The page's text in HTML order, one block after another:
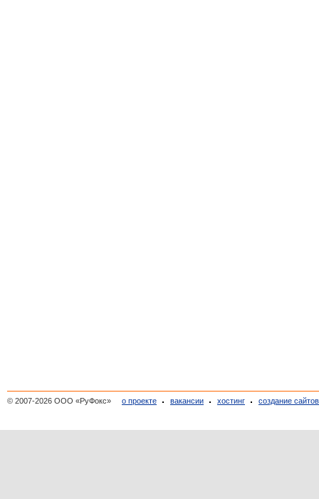
© 2007-2026 ООО «РуФокс» о проекте вакансии хостинг создание сайтов